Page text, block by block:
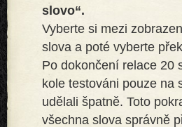
slovo“.
Vyberte si mezi
slova a poté vyberte
Po dokončení relace 20
kole testováni pouze na
udělali špatně. Toto
všechna slova správně